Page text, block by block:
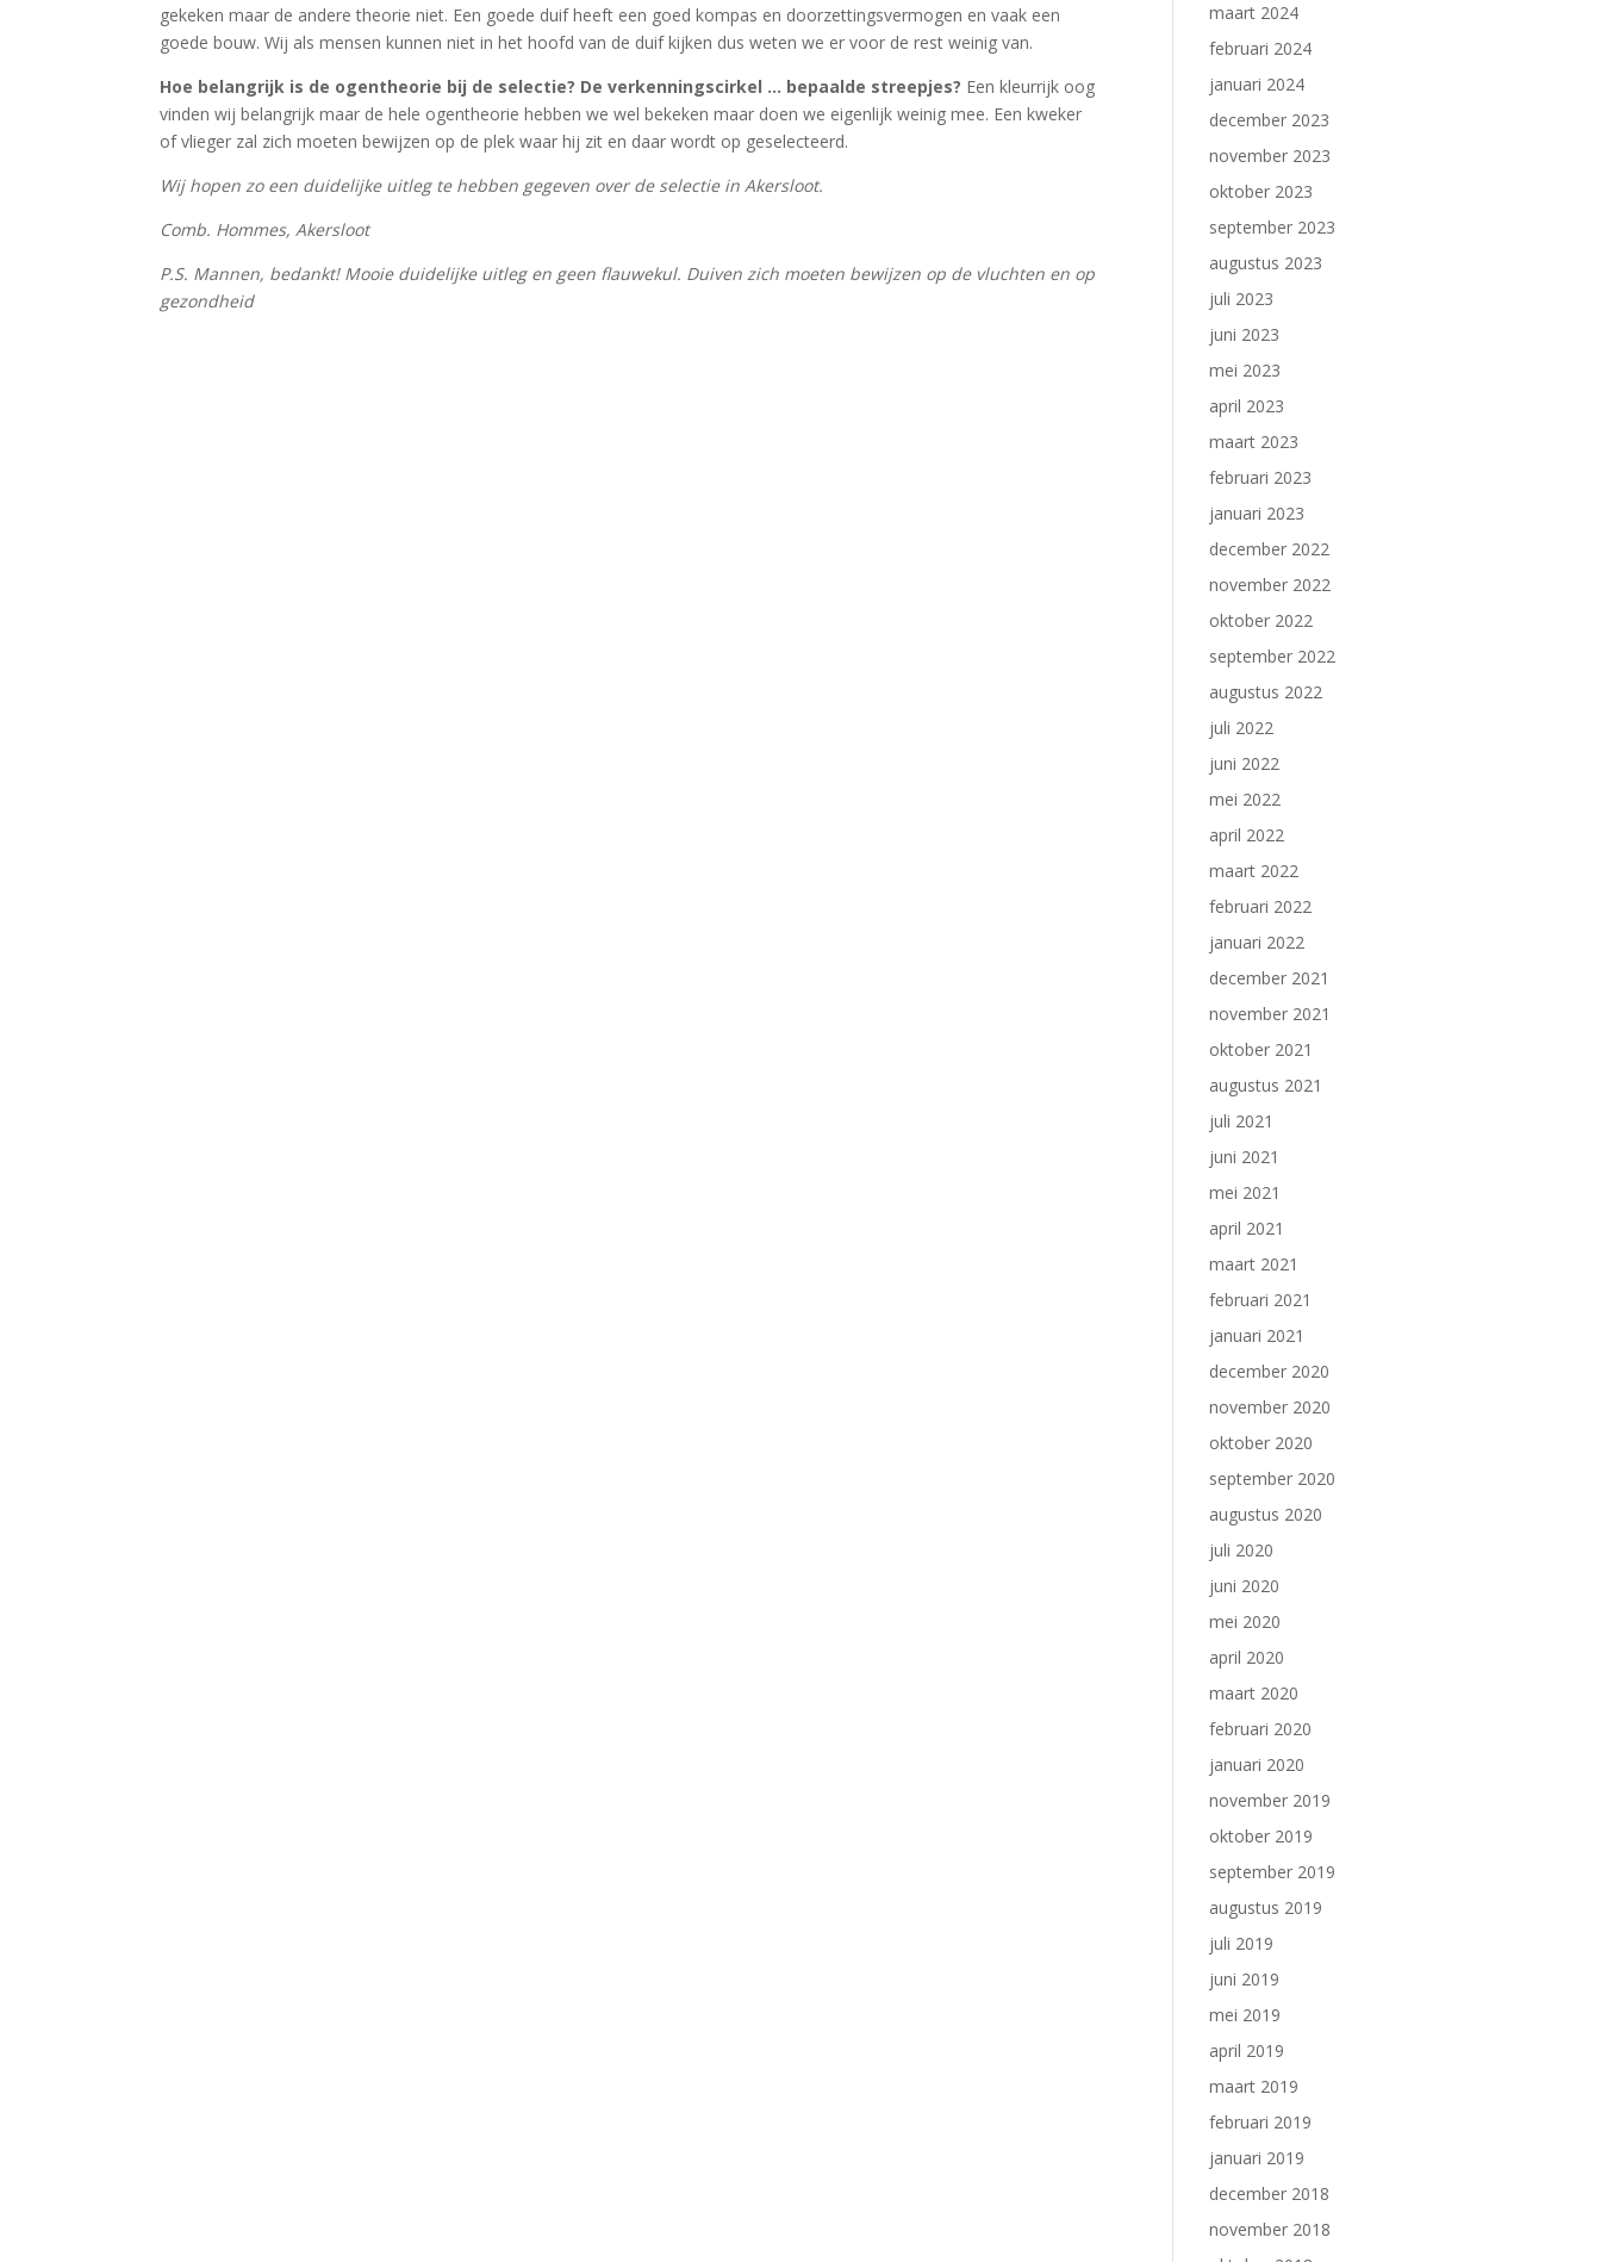
gekeken maar de andere theorie niet. Een goede duif heeft een goed kompas en doorzettingsvermogen en vaak een
goede bouw. Wij als mensen kunnen niet in het hoofd van de duif kijken dus weten we er voor de rest weinig van.
Hoe belangrijk is de ogentheorie bij de selectie? De verkenningscirkel … bepaalde streepjes? Een kleurrijk oog
vinden wij belangrijk maar de hele ogentheorie hebben we wel bekeken maar doen we eigenlijk weinig mee. Een kweker
of vlieger zal zich moeten bewijzen op de plek waar hij zit en daar wordt op geselecteerd.
Wij hopen zo een duidelijke uitleg te hebben gegeven over de selectie in Akersloot.
Comb. Hommes, Akersloot
P.S. Mannen, bedankt! Mooie duidelijke uitleg en geen flauwekul. Duiven zich moeten bewijzen op de vluchten en op
gezondheid
maart 2024
februari 2024
januari 2024
december 2023
november 2023
oktober 2023
september 2023
augustus 2023
juli 2023
juni 2023
mei 2023
april 2023
maart 2023
februari 2023
januari 2023
december 2022
november 2022
oktober 2022
september 2022
augustus 2022
juli 2022
juni 2022
mei 2022
april 2022
maart 2022
februari 2022
januari 2022
december 2021
november 2021
oktober 2021
augustus 2021
juli 2021
juni 2021
mei 2021
april 2021
maart 2021
februari 2021
januari 2021
december 2020
november 2020
oktober 2020
september 2020
augustus 2020
juli 2020
juni 2020
mei 2020
april 2020
maart 2020
februari 2020
januari 2020
november 2019
oktober 2019
september 2019
augustus 2019
juli 2019
juni 2019
mei 2019
april 2019
maart 2019
februari 2019
januari 2019
december 2018
november 2018